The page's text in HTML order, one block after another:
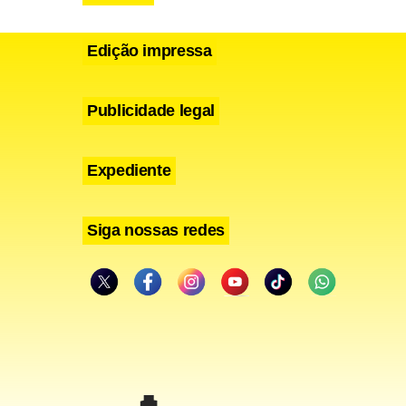
50 e
Edição impressa
Publicidade legal
Expediente
Siga nossas redes